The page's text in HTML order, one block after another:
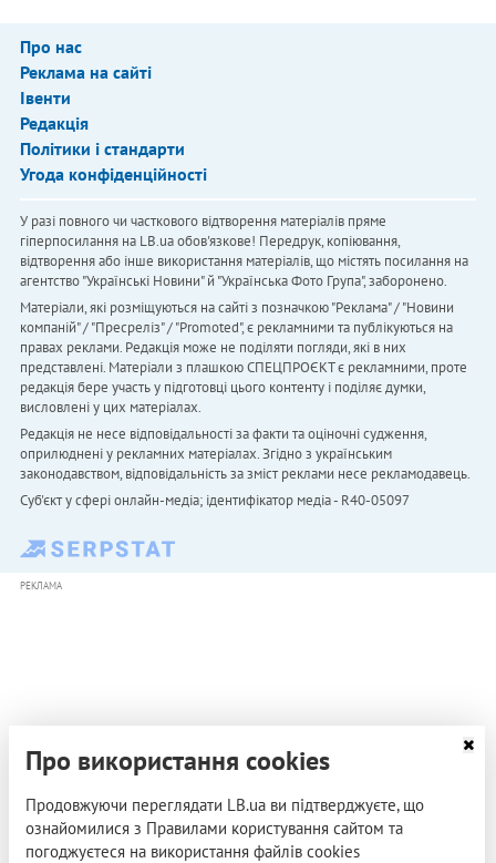
Про нас
Реклама на сайті
Івенти
Редакція
Політики і стандарти
Угода конфіденційності
У разі повного чи часткового відтворення матеріалів пряме
гіперпосилання на LB.ua обов'язкове! Передрук, копіювання,
відтворення або інше використання матеріалів, що містять посилання на
агентство "Українськi Новини" й "Українська Фото Група", заборонено.
Матеріали, які розміщуються на сайті з позначкою "Реклама" / "Новини
компаній" / "Пресреліз" / "Promoted", є рекламними та публікуються на
правах реклами. Редакція може не поділяти погляди, які в них
представлені. Матеріали з плашкою СПЕЦПРОЄКТ є рекламними, проте
редакція бере участь у підготовці цього контенту і поділяє думки,
висловлені у цих матеріалах.
Редакція не несе відповідальності за факти та оціночні судження,
оприлюднені у рекламних матеріалах. Згідно з українським
законодавством, відповідальність за зміст реклами несе рекламодавець.
Cуб'єкт у сфері онлайн-медіа; ідентифікатор медіа - R40-05097
РЕКЛАМА
Про використання cookies
Продовжуючи переглядати LB.ua ви підтверджуєте, що
ознайомилися з Правилами користування сайтом та
погоджуєтеся на використання файлів cookies